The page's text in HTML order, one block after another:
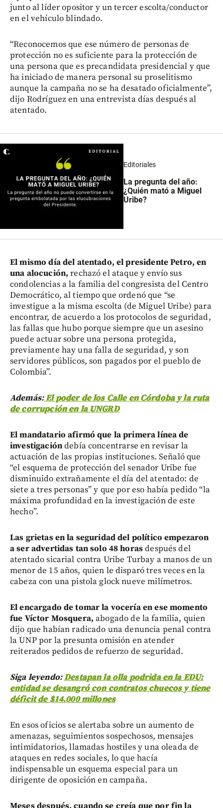
junto al líder opositor y un tercer escolta/conductor
en el vehículo blindado.
“Reconocemos que ese número de personas de
protección no es suficiente para la protección de
una persona que es precandidata presidencial y que
ha iniciado de manera personal su proselitismo
aunque la campaña no se ha desatado oficialmente”,
dijo Rodríguez en una entrevista días después al
atentado.
Editoriales
La pregunta del año:
¿Quién mató a Miguel
Uribe?
El mismo día del atentado, el presidente Petro, en
una alocución, rechazó el ataque y envío sus
condolencias a la familia del congresista del Centro
Democrático, al tiempo que ordenó que “se
investigue a la misma escolta (de Miguel Uribe) para
encontrar, de acuerdo a los protocolos de seguridad,
las fallas que hubo porque siempre que un asesino
puede actuar sobre una persona protegida,
previamente hay una falla de seguridad, y son
servidores públicos, son pagados por el pueblo de
Colombia”.
Además:El poder de los Calle en Córdoba y la ruta
de corrupción en la UNGRD
El mandatario afirmó que la primera línea de
investigacióndebía concentrarse en revisar la
actuación de las propias instituciones. Señaló que
“el esquema de protección del senador Uribe fue
disminuido extrañamente el día del atentado: de
siete a tres personas” y que por eso había pedido “la
máxima profundidad en la investigación de este
hecho”.
Las grietas en la seguridad del político empezaron
a ser advertidas tan solo 48 horasdespués del
atentado sicarial contra Uribe Turbay a manos de un
menor de 15 años, quien le disparó tres veces en la
cabeza con una pistola glock nueve milímetros.
El encargado de tomar la vocería en ese momento
fue Víctor Mosquera,abogado de la familia, quien
dijo que habían radicado una denuncia penal contra
la UNP por la presunta omisión en atender
reiterados pedidos de refuerzo de seguridad.
Siga leyendo:Destapan la olla podrida en la EDU:
entidad se desangró con contratos chuecos y tiene
déficit de $14.000 millones
En esos oficios se alertaba sobre un aumento de
amenazas, seguimientos sospechosos, mensajes
intimidatorios, llamadas hostiles y una oleada de
ataques en redes sociales, lo que hacía
indispensable un esquema especial para un
dirigente de oposición en campaña.